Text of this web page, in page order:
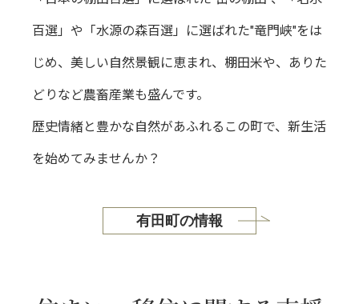
百選」や「水源の森百選」に選ばれた"竜門峡"をは
じめ、美しい自然景観に恵まれ、棚田米や、ありた
どりなど農畜産業も盛んです。
歴史情緒と豊かな自然があふれるこの町で、新生活
を始めてみませんか？
有田町の情報